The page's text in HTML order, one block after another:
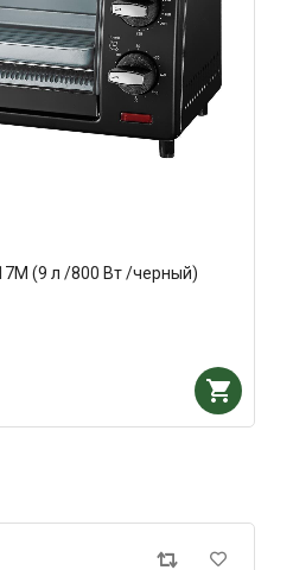
(9 л /800 Вт /черный)